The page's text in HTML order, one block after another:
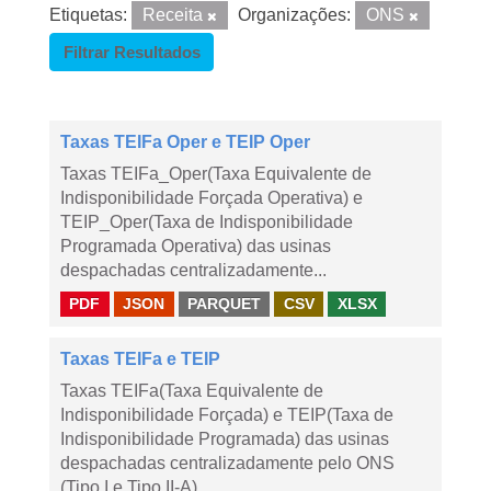
Etiquetas: Receita Organizações:
ONS
Filtrar Resultados
Taxas TEIFa Oper e TEIP Oper
Taxas TEIFa_Oper(Taxa Equivalente de
Indisponibilidade Forçada Operativa) e
TEIP_Oper(Taxa de Indisponibilidade
Programada Operativa) das usinas
despachadas centralizadamente...
PDF JSON PARQUET CSV XLSX
Taxas TEIFa e TEIP
Taxas TEIFa(Taxa Equivalente de
Indisponibilidade Forçada) e TEIP(Taxa de
Indisponibilidade Programada) das usinas
despachadas centralizadamente pelo ONS
(Tipo I e Tipo II-A)...